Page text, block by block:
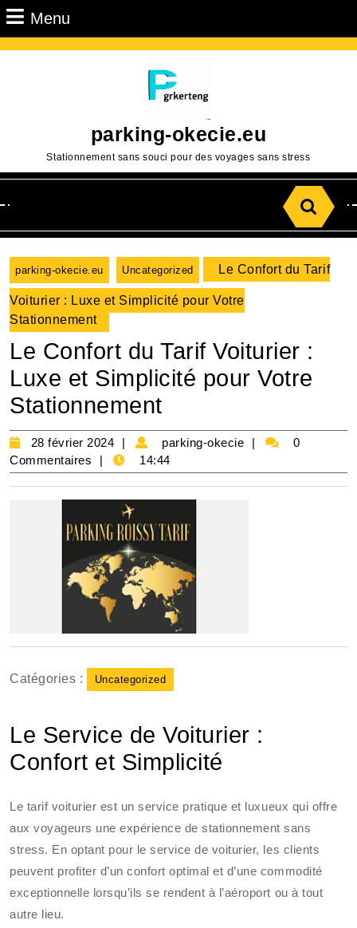
Passer
au
Menu
parking-okecie.eu
Stationnement sans souci pour des voyages sans stress
for:
parking-okecie.eu Uncategorized Le Confort du Tarif
Voiturier : Luxe et Simplicité pour Votre
Stationnement
Le Confort du Tarif Voiturier :
Luxe et Simplicité pour Votre
Stationnement
28 février 2024
28
février
2024
parking-okecie
parking-
0
Commentaires
14:44
Catégories : Uncategorized
Le Service de Voiturier :
Confort et Simplicité
Le tarif voiturier est un service pratique et luxueux qui offre
aux voyageurs une expérience de stationnement sans
stress. En optant pour le service de voiturier, les clients
peuvent profiter d’un confort optimal et d’une commodité
exceptionnelle lorsqu’ils se rendent à l’aéroport ou à tout
autre lieu.